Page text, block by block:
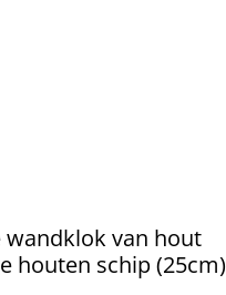
wandklok van hout
houten schip (25cm)